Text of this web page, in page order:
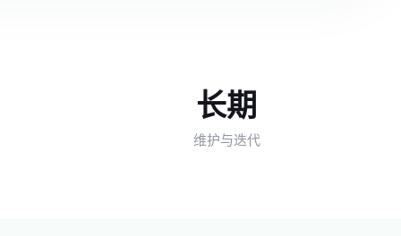
长期
维护与迭代